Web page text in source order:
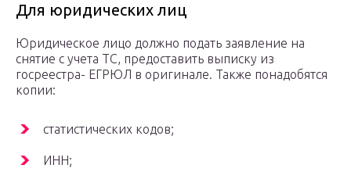
Для юридических лиц
Юридическое лицо должно подать заявление на
снятие с учета ТС, предоставить выписку из
госреестра- ЕГРЮЛ в оригинале. Также понадобятся
копии:
статистических кодов;
ИНН;